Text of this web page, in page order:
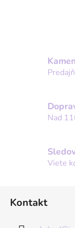
Nad
Viete
Kontakt